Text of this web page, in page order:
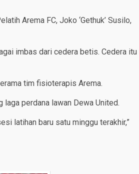
Arema FC, Joko ‘Gethuk’ Susilo,
imbas dari cedera betis. Cedera itu
tim fisioterapis Arema.
perdana lawan Dewa United.
latihan baru satu minggu terakhir,”